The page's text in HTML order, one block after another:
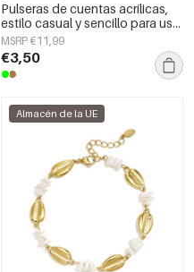
Pulseras de cuentas acrílicas,
estilo casual y sencillo para uso
diario, joyería para mujer.
MSRP €11,99
€3,50
Almacén de la UE